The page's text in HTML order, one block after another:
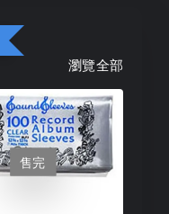
瀏覽全部
售完